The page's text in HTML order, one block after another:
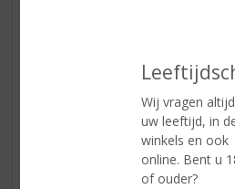
Wij vragen
uw leeftijd, in
winkels en ook
online. Bent u
of ouder?
Smaaktype Whisky
Vol & Rijk